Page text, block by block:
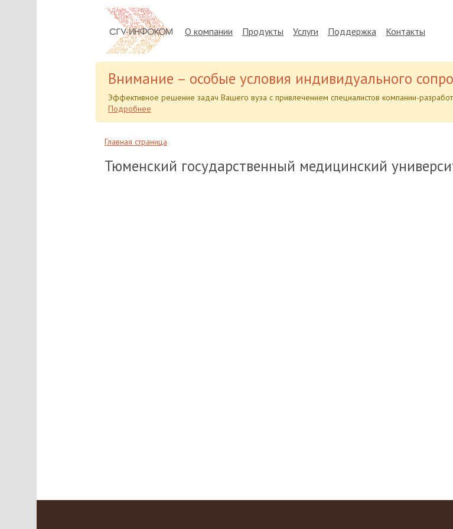
О компании Продукты Услуги Поддержка Контакты
Внимание – особые условия индивидуального
Эффективное решение задач Вашего вуза с привлечением специалистов компании-
Подробнее
Главная страница
Тюменский государственный медицинский